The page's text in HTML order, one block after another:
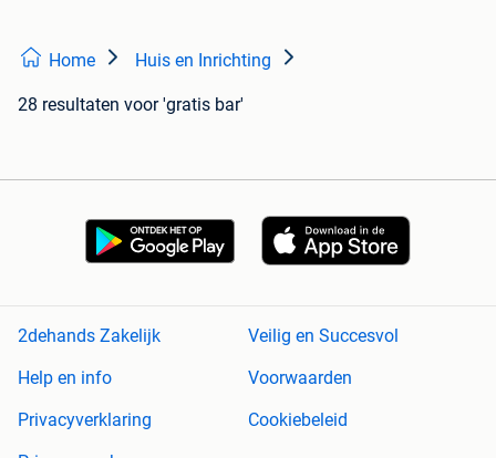
Home Huis en Inrichting
28 resultaten voor 'gratis bar'
2dehands Zakelijk
Veilig en Succesvol
Help en info
Voorwaarden
Privacyverklaring
Cookiebeleid